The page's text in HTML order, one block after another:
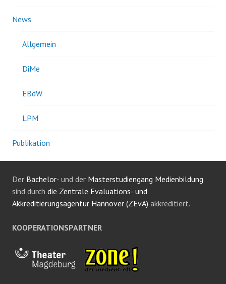
News
Allgemein
DiMe
EBdW
LPM
Publikation
Der Bachelor- und der Masterstudiengang Medienbildung
sind durch die Zentrale Evaluations- und
Akkreditierungsagentur Hannover (ZEvA) akkreditiert.
KOOPERATIONSPARTNER